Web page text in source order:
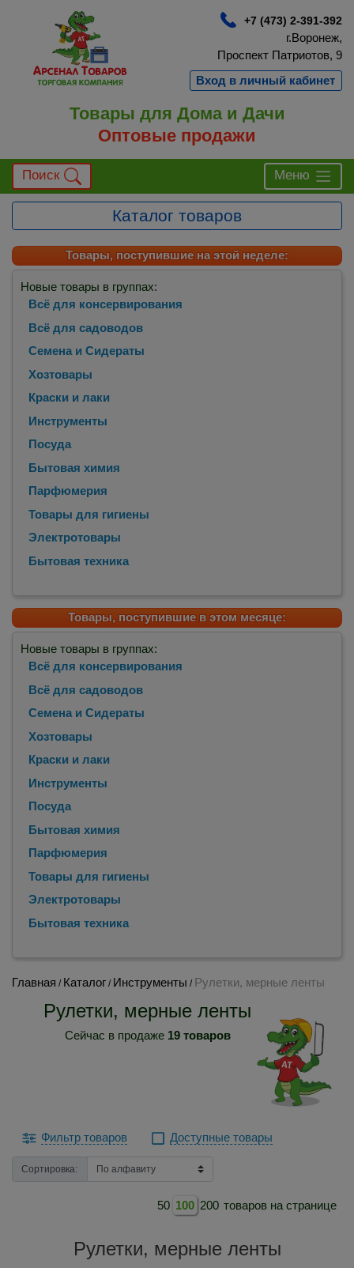
+7 (473) 2-391-392
г.Воронеж,
Проспект Патриотов, 9
Вход в личный кабинет
Товары для Дома и Дачи
Оптовые продажи
Поиск Меню
Каталог товаров
Товары, поступившие на этой неделе:
Новые товары в группах:
Всё для консервирования
Всё для садоводов
Семена и Сидераты
Хозтовары
Краски и лаки
Инструменты
Посуда
Бытовая химия
Парфюмерия
Товары для гигиены
Электротовары
Бытовая техника
Товары, поступившие в этом месяце:
Новые товары в группах:
Всё для консервирования
Всё для садоводов
Семена и Сидераты
Хозтовары
Краски и лаки
Инструменты
Посуда
Бытовая химия
Парфюмерия
Товары для гигиены
Электротовары
Бытовая техника
Главная / Каталог / Инструменты / Рулетки, мерные ленты
Рулетки, мерные ленты
Сейчас в продаже 19 товаров
Фильтр товаров Доступные товары
Сортировка:
50 100 200 товаров на странице
Рулетки, мерные ленты